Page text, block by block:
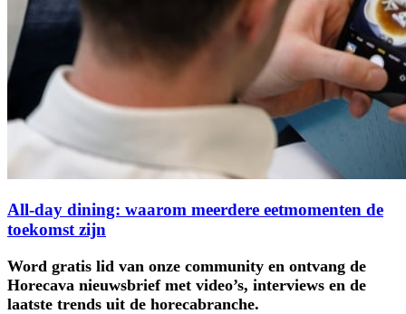
All-day dining: waarom meerdere eetmomenten de
toekomst zijn
Word gratis lid van onze community en ontvang de
Horecava nieuwsbrief met video’s, interviews en de
laatste trends uit de horecabranche.